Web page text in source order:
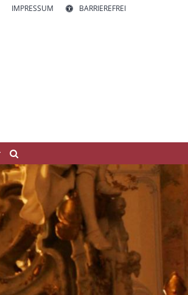
IMPRESSUM BARRIEREFREI